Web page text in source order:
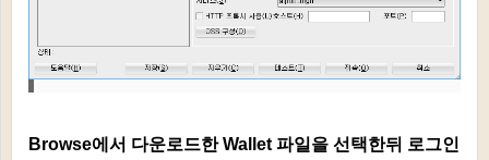
Browse에서 다운로드한Wallet 파일을 선택한뒤 로그인